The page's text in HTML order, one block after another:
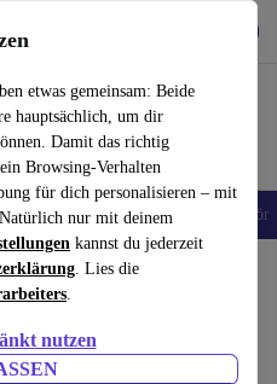
etwas gemeinsam: Beide
hauptsächlich, um dir
Damit das richtig
Browsing-Verhalten
für dich personalisieren – mit
nur mit deinem
kannst du jederzeit
. Lies die
.
nutzen
Tablets Smartwatches Zubehör
Home) Smarter